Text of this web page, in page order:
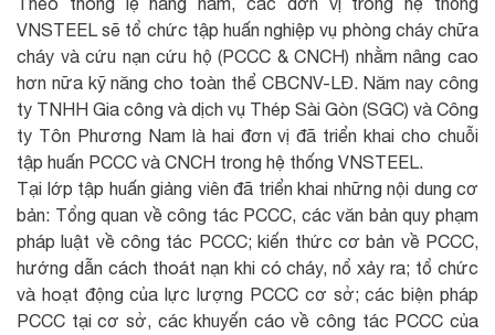
VNSTEEL sẽ tổ chức tập huấn nghiệp vụ phòng cháy chữa
cháy và cứu nạn cứu hộ (PCCC & CNCH) nhằm nâng cao
hơn nữa kỹ năng cho toàn thể CBCNV-LĐ. Năm nay công
ty TNHH Gia công và dịch vụ Thép Sài Gòn (SGC) và Công
ty Tôn Phương Nam là hai đơn vị đã triển khai cho chuỗi
tập huấn PCCC và CNCH trong hệ thống VNSTEEL.
Tại lớp tập huấn giảng viên đã triển khai những nội dung cơ
bản: Tổng quan về công tác PCCC, các văn bản quy phạm
pháp luật về công tác PCCC; kiến thức cơ bản về PCCC,
hướng dẫn cách thoát nạn khi có cháy, nổ xảy ra; tổ chức
và hoạt động của lực lượng PCCC cơ sở; các biện pháp
PCCC tại cơ sở, các khuyến cáo về công tác PCCC của